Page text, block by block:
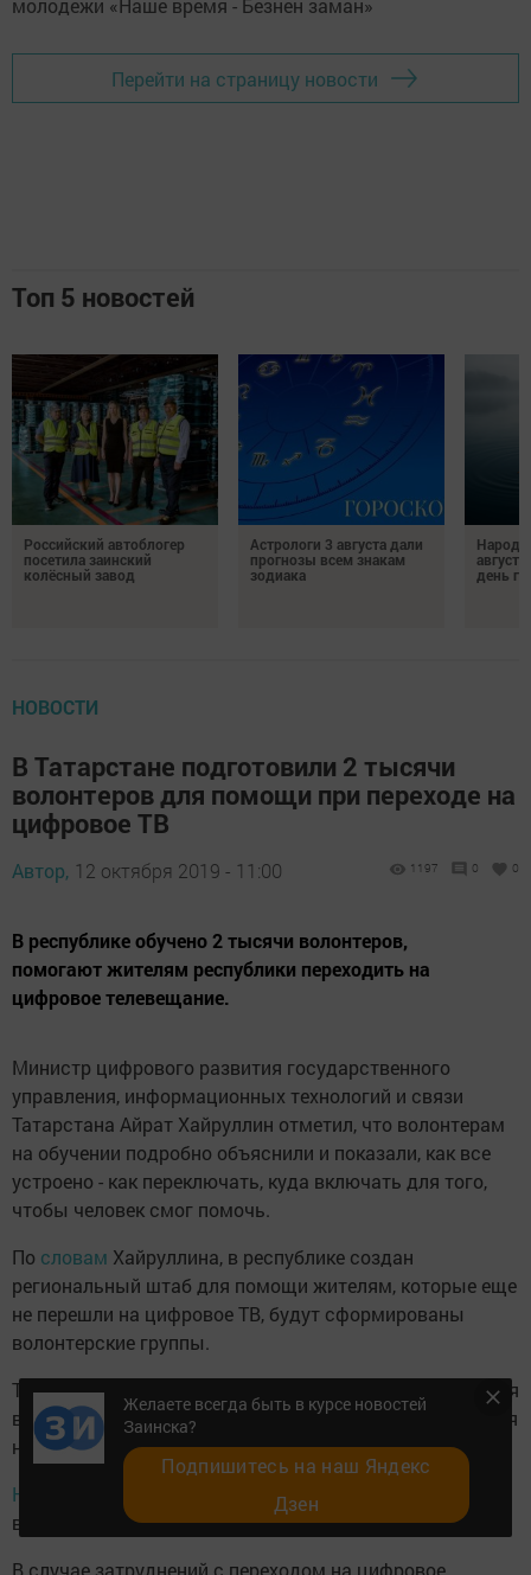
Перейти на страницу новости
Топ 5 новостей
Российский автоблогер
посетила заинский
колёсный завод
Астрологи 3 августа дали
прогнозы всем знакам
зодиака
день
НОВОСТИ
В Татарстане подготовили 2 тысячи
волонтеров для помощи при переходе на
цифровое ТВ
Автор, 12 октября 2019 - 11:00 1197 0 0
В республике обучено 2 тысячи волонтеров,
помогают жителям республики переходить на
цифровое телевещание.
Министр цифрового развития государственного
управления, информационных технологий и связи
Татарстана Айрат Хайруллин отметил, что волонтерам
на обучении подробно объяснили и показали, как все
устроено - как переключать, куда включать для того,
чтобы человек смог помочь.
По словам Хайруллина, в республике создан
региональный штаб для помощи жителям, которые еще
не перешли на цифровое ТВ, будут сформированы
волонтерские группы.
Татарстан входит в число регионов, которые 14 октября
в четвертой волне перейдут с аналогового телевещания
на цифровое.
Напомним
, что в Заинске также обучили новую группу
волонтеров.
В случае затруднений с переходом на цифровое
Желаете всегда быть в курсе новостей
Заинска?
Подпишитесь на наш Яндекс
Дзен